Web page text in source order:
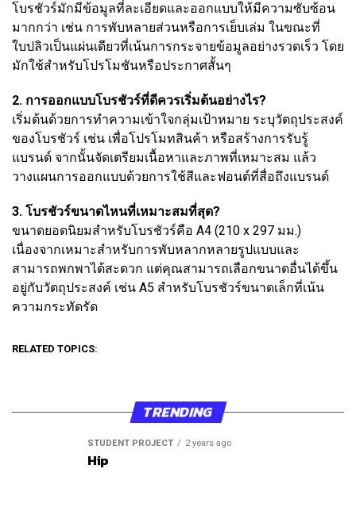
โบรชัวร์มักมีข้อมูลที่ละเอียดและออกแบบให้มีความซับซ้อน
มากกว่า เช่น การพับหลายส่วนหรือการเย็บเล่ม ในขณะที่
ใบปลิวเป็นแผ่นเดียวที่เน้นการกระจายข้อมูลอย่างรวดเร็ว โดย
มักใช้สำหรับโปรโมชันหรือประกาศสั้นๆ
2. การออกแบบโบรชัวร์ที่ดีควรเริ่มต้นอย่างไร?
เริ่มต้นด้วยการทำความเข้าใจกลุ่มเป้าหมาย ระบุวัตถุประสงค์
ของโบรชัวร์ เช่น เพื่อโปรโมทสินค้า หรือสร้างการรับรู้
แบรนด์ จากนั้นจัดเตรียมเนื้อหาและภาพที่เหมาะสม แล้ว
วางแผนการออกแบบด้วยการใช้สีและฟอนต์ที่สื่อถึงแบรนด์
3. โบรชัวร์ขนาดไหนที่เหมาะสมที่สุด?
ขนาดยอดนิยมสำหรับโบรชัวร์คือ A4 (210 x 297 มม.)
เนื่องจากเหมาะสำหรับการพับหลากหลายรูปแบบและ
สามารถพกพาได้สะดวก แต่คุณสามารถเลือกขนาดอื่นได้ขึ้น
อยู่กับวัตถุประสงค์ เช่น A5 สำหรับโบรชัวร์ขนาดเล็กที่เน้น
ความกระทัดรัด
RELATED TOPICS:
TRENDING
STUDENT PROJECT 2 years ago
Hip